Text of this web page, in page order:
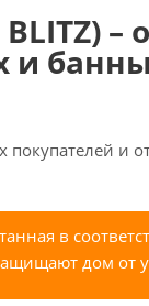
и
и
в
дом от